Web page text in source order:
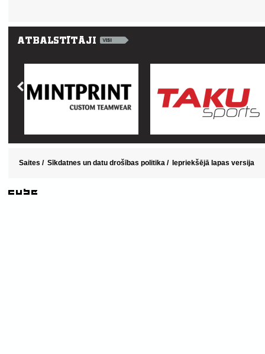
Saites / Sīkdatnes un datu drošības politika / Iepriekšējā lapas versija